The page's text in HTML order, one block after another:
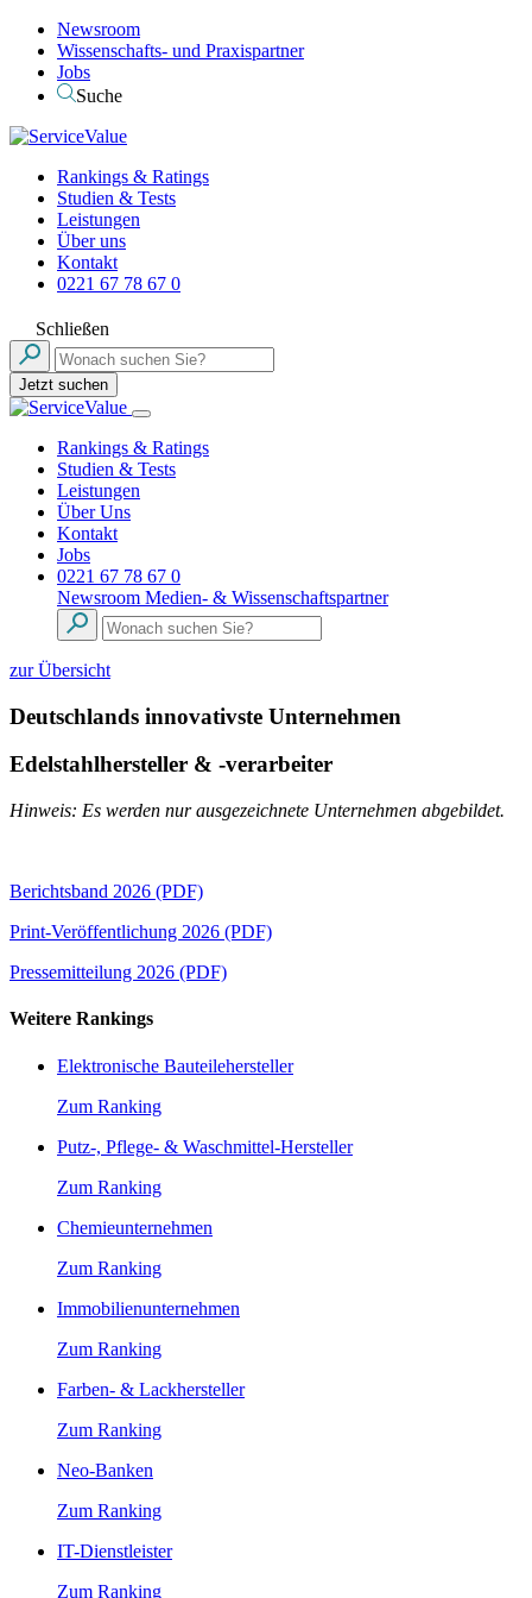
Newsroom
Wissenschafts- und Praxispartner
Jobs
Suche
Rankings & Ratings
Studien & Tests
Leistungen
Über uns
Kontakt
0221 67 78 67 0
Schließen
Jetzt suchen
Rankings & Ratings
Studien & Tests
Leistungen
Über Uns
Kontakt
Jobs
0221 67 78 67 0
Newsroom Medien- & Wissenschaftspartner
zur Übersicht
Deutschlands innovativste Unternehmen
Edelstahlhersteller & -verarbeiter
Hinweis: Es werden nur ausgezeichnete Unternehmen abgebildet.
Berichtsband 2026 (PDF)
Print-Veröffentlichung 2026 (PDF)
Pressemitteilung 2026 (PDF)
Weitere Rankings
Elektronische Bauteilehersteller
Zum Ranking
Putz-, Pflege- & Waschmittel-Hersteller
Zum Ranking
Chemieunternehmen
Zum Ranking
Immobilienunternehmen
Zum Ranking
Farben- & Lackhersteller
Zum Ranking
Neo-Banken
Zum Ranking
IT-Dienstleister
Zum Ranking